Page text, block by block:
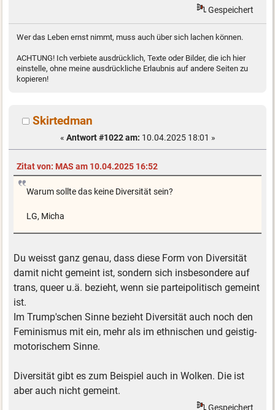
Gespeichert
Wer das Leben ernst nimmt, muss auch über sich lachen können.
ACHTUNG! Ich verbiete ausdrücklich, Texte oder Bilder, die ich hier
einstelle, ohne meine ausdrückliche Erlaubnis auf andere Seiten zu
kopieren!
Skirtedman
« Antwort #1022 am: 10.04.2025 18:01 »
Zitat von: MAS am 10.04.2025 16:52
Warum sollte das keine Diversität sein?
LG, Micha
Du weisst ganz genau, dass diese Form von Diversität
damit nicht gemeint ist, sondern sich insbesondere auf
trans, queer u.ä. bezieht, wenn sie parteipolitisch gemeint
ist.
Im Trump'schen Sinne bezieht Diversität auch noch den
Feminismus mit ein, mehr als im ethnischen und geistig-
motorischem Sinne.
Diversität gibt es zum Beispiel auch in Wolken. Die ist
aber auch nicht gemeint.
Gespeichert